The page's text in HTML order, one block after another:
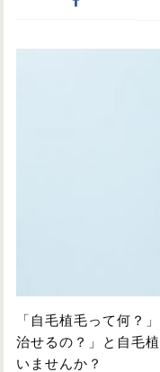
「自毛植毛って何？
治せるの？」と自毛
いませんか？
対策・アイテム